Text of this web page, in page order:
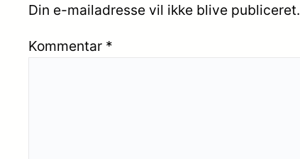
Din e-mailadresse vil ikke blive publiceret.
Kommentar *